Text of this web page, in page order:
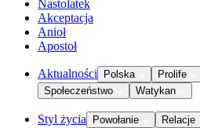
Nastolatek
Akceptacja
Anioł
Apostoł
Aktualności Polska Prolife
Społeczeństwo
Watykan
Styl życia Powołanie Relacje